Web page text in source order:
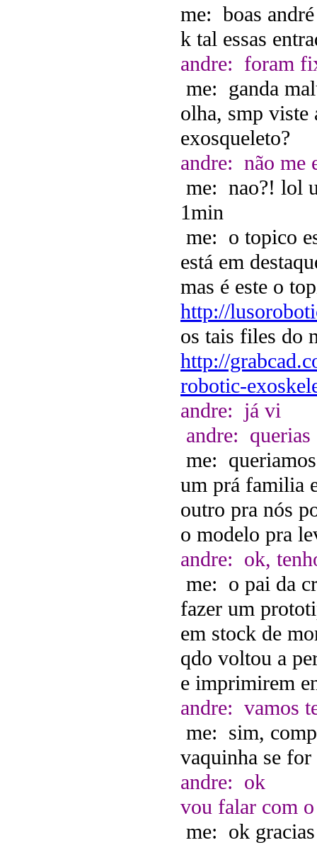
me: boas andré
k tal essas
andre: foram
me: ganda
olha, smp viste
exosqueleto?
andre: não me
me: nao?! lol
1min
me: o topico
está em
mas é este o
http://
os tais files do
http://
robotic-
andre: já vi
andre: querias
me:
um prá familia
outro pra nós
o modelo pra
andre: ok,
me: o pai da
fazer um
em stock de
qdo voltou a
e imprimirem
andre: vamos
me: sim,
vaquinha se
andre: ok
vou falar com
me: ok gracias